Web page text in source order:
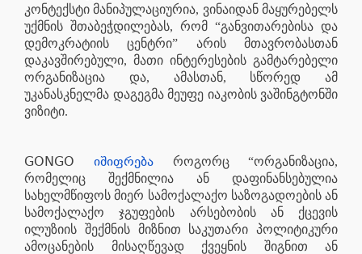
კონტექსტი მანიპულაციურია, ვინაიდან მაყურებელს
უქმნის შთაბეჭდილებას, რომ “განვითარებისა და
დემოკრატიის ცენტრი” არის მთავრობასთან
დაკავშირებული, მათი ინტერესების გამტარებელი
ორგანიზაცია და, ამასთან, სწორედ ამ
უკანასკნელმა დაგეგმა მეუფე იაკობის ვაშინგტონში
ვიზიტი.
GONGO იშიფრება
როგორც “ორგანიზაცია,
რომელიც შექმნილია ან დაფინანსებულია
სახელმწიფოს მიერ სამოქალაქო საზოგადოების ან
სამოქალაქო ჯგუფების არსებობის ან ქცევის
ილუზიის შექმნის მიზნით საკუთარი პოლიტიკური
ამოცანების მისაღწევად ქვეყნის შიგნით ან